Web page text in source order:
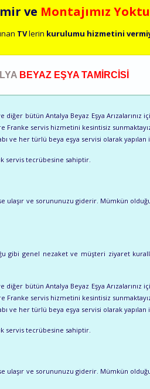
ve Montajımız
TVlerin kurulumu hizmetini
BEYAZ EŞYA TAMİRCİSİ
bütün Antalya Beyaz Eşya Arızalarınız
Franke servis hizmetini kesintisiz
ve her türlü beya eşya servisi olarak
servis tecrübesine sahiptir.
ve sorununuzu giderir. Mümkün
genel nezaket ve müşteri ziyaret
bütün Antalya Beyaz Eşya Arızalarınız
Franke servis hizmetini kesintisiz
ve her türlü beya eşya servisi olarak
servis tecrübesine sahiptir.
ve sorununuzu giderir. Mümkün